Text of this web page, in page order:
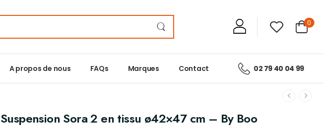
0
A propos de nous FAQs Marques Contact 02 79 40 04 99
Suspension Sora 2 en tissu ø42×47 cm – By Boo